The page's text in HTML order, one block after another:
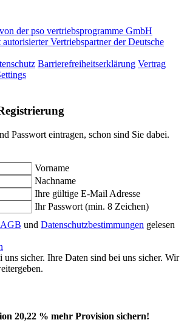
der pso vertriebsprogramme GmbH
Vertriebspartner der Deutsche
Barrierefreiheitserklärung Vertrag
Passwort eintragen, schon sind Sie dabei.
Vorname
Nachname
Ihre gültige E-Mail Adresse
Ihr Passwort (min. 8 Zeichen)
AGB und Datenschutzbestimmungen gelesen
Ihre Daten sind bei uns sicher. Wir
20,22 % mehr Provision sichern!